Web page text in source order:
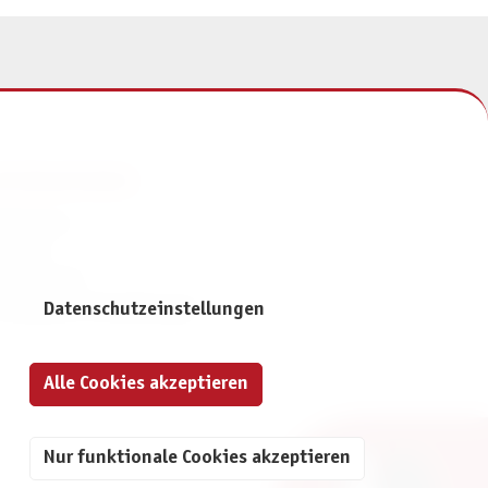
Einstellungen
Datenschutzeinstellungen
Nur funktionale Cookies akzeptieren
Alle Cookies akzeptieren